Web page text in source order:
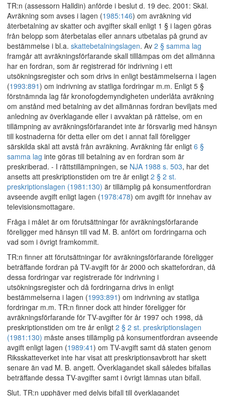
TR:n (assessorn Halldin) anförde i beslut d. 19 dec. 2001: Skäl.
Avräkning som avses i lagen (1985:146) om avräkning vid
återbetalning av skatter och avgifter skall enligt 1 § i lagen göras
från belopp som återbetalas eller annars utbetalas på grund av
bestämmelse i bl.a. skattebetalningslagen. Av 2 § samma lag
framgår att avräkningsförfarande skall tilllämpas om det allmänna
har en fordran, som är registrerad för indrivning i ett
utsökningsregister och som drivs in enligt bestämmelserna i lagen
(1993:891) om indrivning av statliga fordringar m.m. Enligt 5 §
förstnämnda lag får kronofogdemyndigheten underlåta avräkning
om anstånd med betalning av det allmännas fordran beviljats med
anledning av överklagande eller i avvaktan på rättelse, om en
tillämpning av avräkningsförfarandet inte är försvarlig med hänsyn
till kostnaderna för detta eller om det i annat fall föreligger
särskilda skäl att avstå från avräkning. Avräkning får enligt 6 §
samma lag inte göras till betalning av en fordran som är
preskriberad. - I rättstillämpningen, se NJA 1988 s. 503, har det
ansetts att preskriptionstiden om tre år enligt 2 § 2 st.
preskriptionslagen (1981:130) är tillämplig på konsumentfordran
avseende avgift enligt lagen (1978:478) om avgift för innehav av
televisionsmottagare.
Fråga i målet är om förutsättningar för avräkningsförfarande
föreligger med hänsyn till vad M. B. anfört om fordringarna och
vad som i övrigt framkommit.
TR:n finner att förutsättningar för avräkningsförfarande föreligger
beträffande fordran på TV-avgift för år 2000 och skattefordran, då
dessa fordringar var registrerade för indrivning i
utsökningsregister och då fordringarna drivs in enligt
bestämmelserna i lagen (1993:891) om indrivning av statliga
fordringar m.m. TR:n finner dock att hinder föreligger för
avräkningsförfarande för TV-avgifter för år 1997 och 1998, då
preskriptionstiden om tre år enligt 2 § 2 st. preskriptionslagen
(1981:130) måste anses tillämplig på konsumentfordran avseende
avgift enligt lagen (1989:41) om TV-avgift samt då staten genom
Riksskatteverket inte har visat att preskriptionsavbrott har skett
senare än vad M. B. angett. Överklagandet skall således bifallas
beträffande dessa TV-avgifter samt i övrigt lämnas utan bifall.
Slut. TR:n upphäver med delvis bifall till överklagandet